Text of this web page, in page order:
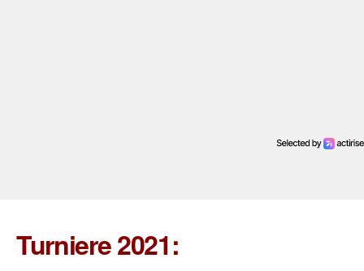
Turniere 2021: